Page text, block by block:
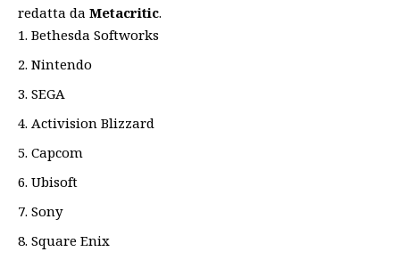
redatta da Metacritic.
Bethesda Softworks
Nintendo
SEGA
Activision Blizzard
Capcom
Ubisoft
Sony
Square Enix